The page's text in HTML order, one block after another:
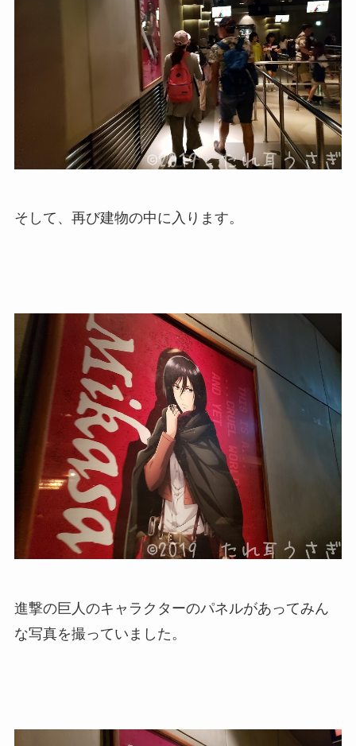
そして、再び建物の中に入ります。
進撃の巨人のキャラクターのパネルがあってみん
な写真を撮っていました。